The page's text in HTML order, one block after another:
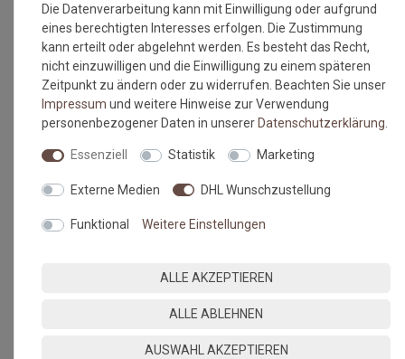
Die Datenverarbeitung kann mit Einwilligung oder aufgrund
eines berechtigten Interesses erfolgen. Die Zustimmung
kann erteilt oder abgelehnt werden. Es besteht das Recht,
nicht einzuwilligen und die Einwilligung zu einem späteren
Zeitpunkt zu ändern oder zu widerrufen. Beachten Sie unser
Impressum und weitere Hinweise zur Verwendung
personenbezogener Daten in unserer Daten­schutz­erklärung
Essenziell Statistik Marketing
Externe Medien DHL Wunschzustellung
Funktional Weitere Einstellungen
ALLE AKZEPTIEREN
ALLE ABLEHNEN
AUSWAHL AKZEPTIEREN